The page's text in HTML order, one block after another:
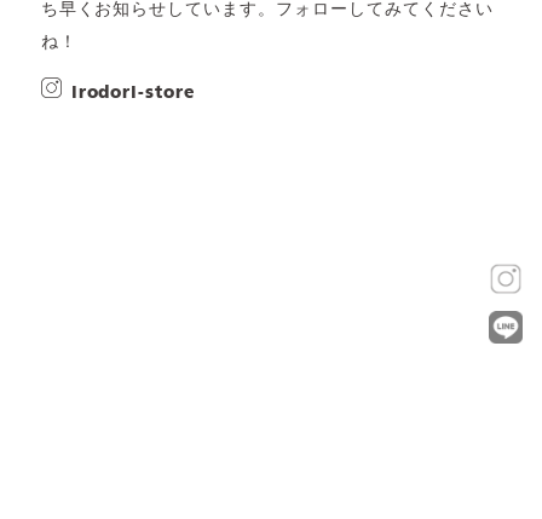
ち早くお知らせしています。フォローしてみてください
ね！
irodori-store